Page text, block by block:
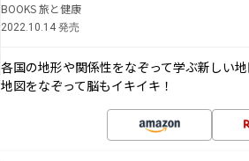
BOOKS 旅と健康
2022.10.14 発売
各国の地形や関係性をなぞって学ぶ新しい
地図をなぞって脳もイキイキ！